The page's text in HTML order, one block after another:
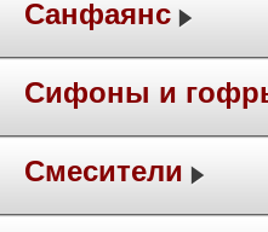
Санфаянс
Сифоны и
Смесители